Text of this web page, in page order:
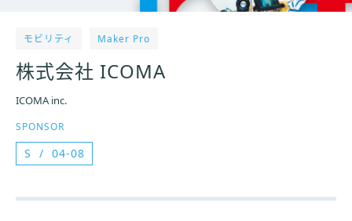
モビリティ Maker Pro
株式会社 ICOMA
ICOMA inc.
SPONSOR
S 04-08